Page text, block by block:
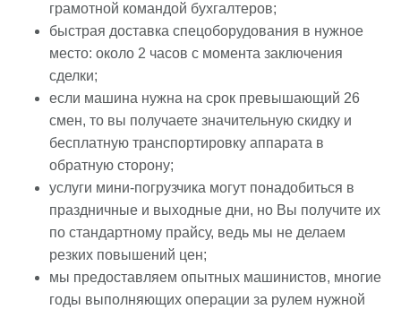
грамотной командой бухгалтеров;
быстрая доставка спецоборудования в нужное
место: около 2 часов с момента заключения
сделки;
если машина нужна на срок превышающий 26
смен, то вы получаете значительную скидку и
бесплатную транспортировку аппарата в
обратную сторону;
услуги мини-погрузчика могут понадобиться в
праздничные и выходные дни, но Вы получите их
по стандартному прайсу, ведь мы не делаем
резких повышений цен;
мы предоставляем опытных машинистов, многие
годы выполняющих операции за рулем нужной